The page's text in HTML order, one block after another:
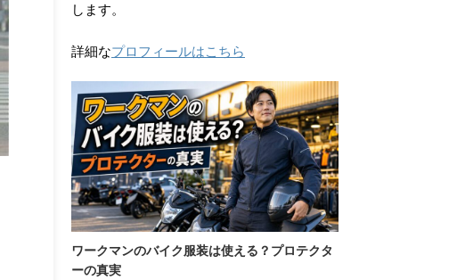
します。
詳細なプロフィールはこちら
ワークマンのバイク服装は使える？プロテクタ
ーの真実